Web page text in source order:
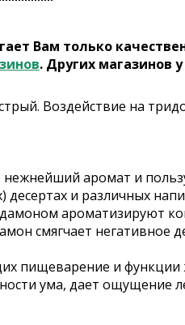
Вам только
. Других магазинов у
Воздействие на
аромат и
десертах и различных
ароматизируют
смягчает негативное
пищеварение и
ума, дает